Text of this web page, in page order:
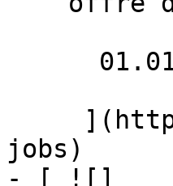
jobs)
- [ ![]